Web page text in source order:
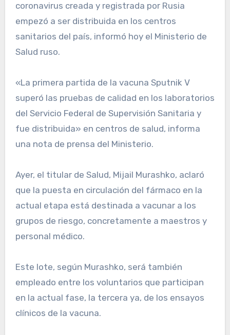
coronavirus creada y registrada por Rusia
empezó a ser distribuida en los centros
sanitarios del país, informó hoy el Ministerio de
Salud ruso.
«La primera partida de la vacuna Sputnik V
superó las pruebas de calidad en los laboratorios
del Servicio Federal de Supervisión Sanitaria y
fue distribuida» en centros de salud, informa
una nota de prensa del Ministerio.
Ayer, el titular de Salud, Mijail Murashko, aclaró
que la puesta en circulación del fármaco en la
actual etapa está destinada a vacunar a los
grupos de riesgo, concretamente a maestros y
personal médico.
Este lote, según Murashko, será también
empleado entre los voluntarios que participan
en la actual fase, la tercera ya, de los ensayos
clínicos de la vacuna.